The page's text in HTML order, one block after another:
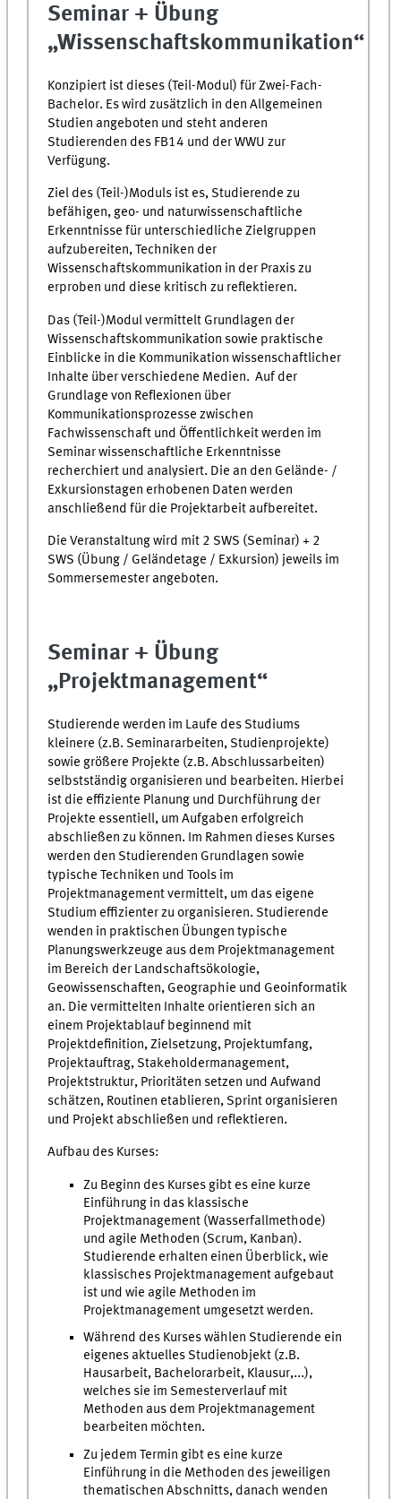
Seminar + Übung
„Wissenschaftskommunikation“
Konzipiert ist dieses (Teil-Modul) für Zwei-Fach-
Bachelor. Es wird zusätzlich in den Allgemeinen
Studien angeboten und steht anderen
Studierenden des FB14 und der WWU zur
Verfügung.
Ziel des (Teil-)Moduls ist es, Studierende zu
befähigen, geo- und naturwissenschaftliche
Erkenntnisse für unterschiedliche Zielgruppen
aufzubereiten, Techniken der
Wissenschaftskommunikation in der Praxis zu
erproben und diese kritisch zu reflektieren.
Das (Teil-)Modul vermittelt Grundlagen der
Wissenschaftskommunikation sowie praktische
Einblicke in die Kommunikation wissenschaftlicher
Inhalte über verschiedene Medien. Auf der
Grundlage von Reflexionen über
Kommunikationsprozesse zwischen
Fachwissenschaft und Öffentlichkeit werden im
Seminar wissenschaftliche Erkenntnisse
recherchiert und analysiert. Die an den Gelände- /
Exkursionstagen erhobenen Daten werden
anschließend für die Projektarbeit aufbereitet.
Die Veranstaltung wird mit 2 SWS (Seminar) + 2
SWS (Übung / Geländetage / Exkursion) jeweils im
Sommersemester angeboten.
Seminar + Übung
„Projektmanagement“
Studierende werden im Laufe des Studiums
kleinere (z.B. Seminararbeiten, Studienprojekte)
sowie größere Projekte (z.B. Abschlussarbeiten)
selbstständig organisieren und bearbeiten. Hierbei
ist die effiziente Planung und Durchführung der
Projekte essentiell, um Aufgaben erfolgreich
abschließen zu können. Im Rahmen dieses Kurses
werden den Studierenden Grundlagen sowie
typische Techniken und Tools im
Projektmanagement vermittelt, um das eigene
Studium effizienter zu organisieren. Studierende
wenden in praktischen Übungen typische
Planungswerkzeuge aus dem Projektmanagement
im Bereich der Landschaftsökologie,
Geowissenschaften, Geographie und Geoinformatik
an. Die vermittelten Inhalte orientieren sich an
einem Projektablauf beginnend mit
Projektdefinition, Zielsetzung, Projektumfang,
Projektauftrag, Stakeholdermanagement,
Projektstruktur, Prioritäten setzen und Aufwand
schätzen, Routinen etablieren, Sprint organisieren
und Projekt abschließen und reflektieren.
Aufbau des Kurses:
Zu Beginn des Kurses gibt es eine kurze
Einführung in das klassische
Projektmanagement (Wasserfallmethode)
und agile Methoden (Scrum, Kanban).
Studierende erhalten einen Überblick, wie
klassisches Projektmanagement aufgebaut
ist und wie agile Methoden im
Projektmanagement umgesetzt werden.
Während des Kurses wählen Studierende ein
eigenes aktuelles Studienobjekt (z.B.
Hausarbeit, Bachelorarbeit, Klausur,...),
welches sie im Semesterverlauf mit
Methoden aus dem Projektmanagement
bearbeiten möchten.
Zu jedem Termin gibt es eine kurze
Einführung in die Methoden des jeweiligen
thematischen Abschnitts, danach wenden